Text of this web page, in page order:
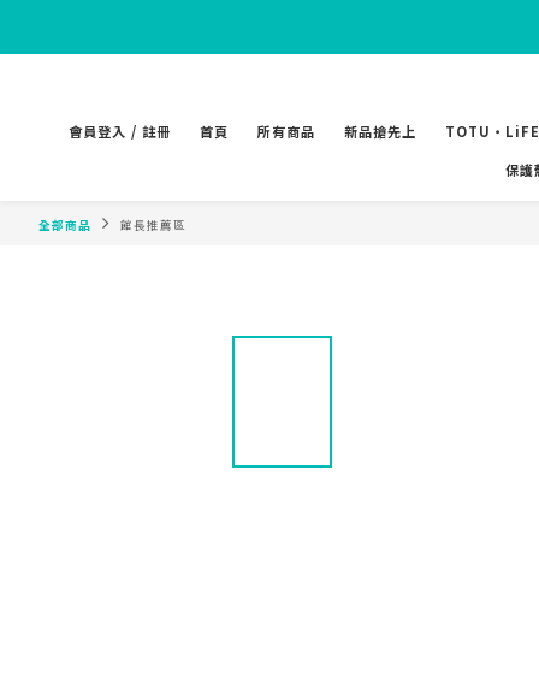
會員登入 / 註冊 首頁 所有商品 新品搶先上
TOTU‧LiFE
保護
全部商品 館長推薦區